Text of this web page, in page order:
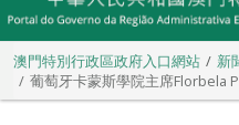
澳門特別行政區政府入口網站
新
葡萄牙卡蒙斯學院主席Florbela